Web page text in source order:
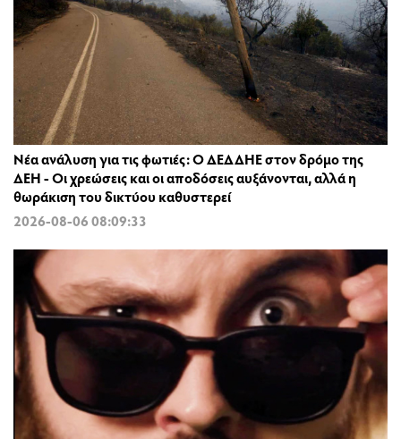
Νέα ανάλυση για τις φωτιές: Ο ΔΕΔΔΗΕ στον δρόμο της
ΔΕΗ - Οι χρεώσεις και οι αποδόσεις αυξάνονται, αλλά η
θωράκιση του δικτύου καθυστερεί
2026-08-06 08:09:33